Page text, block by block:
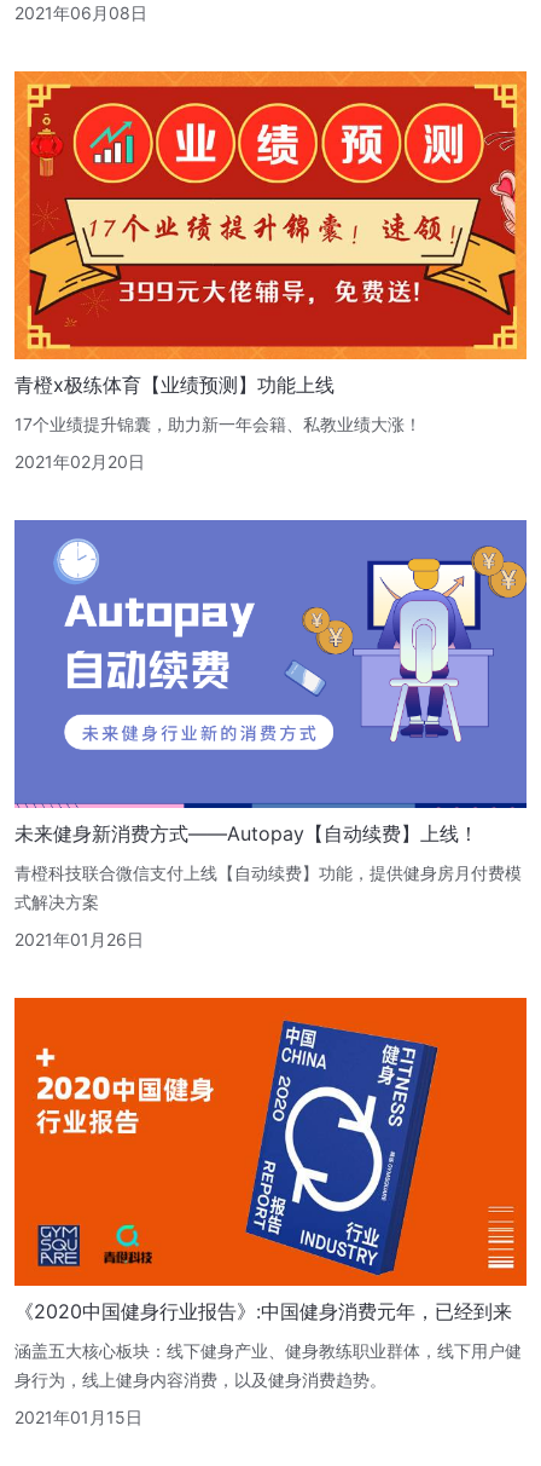
2021年06月08日
青橙x极练体育【业绩预测】功能上线
17个业绩提升锦囊，助力新一年会籍、私教业绩大涨！
2021年02月20日
未来健身新消费方式——Autopay【自动续费】上线！
青橙科技联合微信支付上线【自动续费】功能，提供健身房月付费模
式解决方案
2021年01月26日
《2020中国健身行业报告》:中国健身消费元年，已经到来
涵盖五大核心板块：线下健身产业、健身教练职业群体，线下用户健
身行为，线上健身内容消费，以及健身消费趋势。
2021年01月15日